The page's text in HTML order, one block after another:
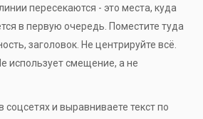
пересекаются - это места, куда
в первую очередь. Поместите туда
заголовок. Не центрируйте всё.
использует смещение, а не
соцсетях и выравниваете текст по